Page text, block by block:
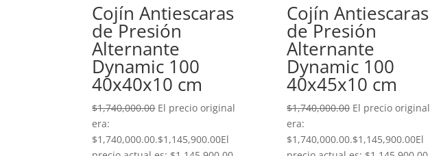
Cojín Antiescaras
de Presión
Alternante
Dynamic 100
40x40x10 cm
$1,740,000.00 El precio original
era:
$1,740,000.00.$1,145,900.00El
Cojín Antiescaras
de Presión
Alternante
Dynamic 100
40x45x10 cm
$1,740,000.00 El precio original
era:
$1,740,000.00.$1,145,900.00El